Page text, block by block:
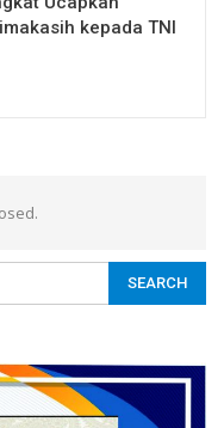
kepada TNI